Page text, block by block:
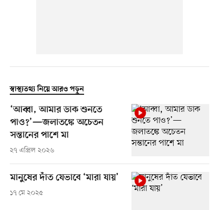
স্বাস্থ্যতথ্য নিয়ে আরও পড়ুন
‘আব্বা, আমার ডাক শুনতে
পাও?’—জলাতঙ্কে অচেতন
সন্তানের পাশে মা
২৭ এপ্রিল ২০২৬
মানুষের দাঁত যেভাবে ‘মারা যায়’
১৭ মে ২০২৫